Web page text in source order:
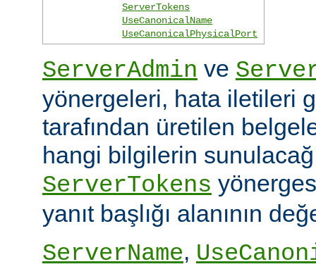
ServerTokens
UseCanonicalName
UseCanonicalPhysicalPort
ServerAdmin ve
yönergeleri, hata iletileri
tarafından üretilen
hangi bilgilerin
ServerTokens
yanıt başlığı alanının
ServerName,